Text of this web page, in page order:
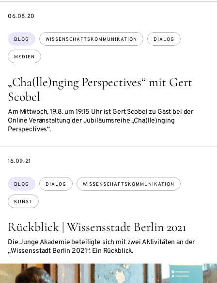
„Cha(lle)nging Perspectives“ mit Gert
Scobel
Am Mittwoch, 19.8. um 19:15 Uhr ist Gert Scobel zu Gast bei der
Online Veranstaltung der Jubiläumsreihe „Cha(lle)nging
Perspectives“.
Themen:
BLOG WISSENSCHAFTSKOMMUNIKATION DIALOG
MEDIEN
DATE
06.08.20
Rückblick | Wissensstadt Berlin 2021
Die Junge Akademie beteiligte sich mit zwei Aktivitäten an der
„Wissensstadt Berlin 2021“. Ein Rückblick.
Themen:
BLOG DIALOG WISSENSCHAFTSKOMMUNIKATION
KUNST
DATE
16.09.21